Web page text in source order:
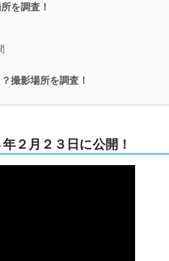
を調査！
撮影場所を調査！
２月２３日に公開！